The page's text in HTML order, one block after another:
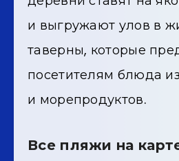
и выгружают улов в
таверны, которые
посетителям блюда
и морепродуктов.
Все пляжи на